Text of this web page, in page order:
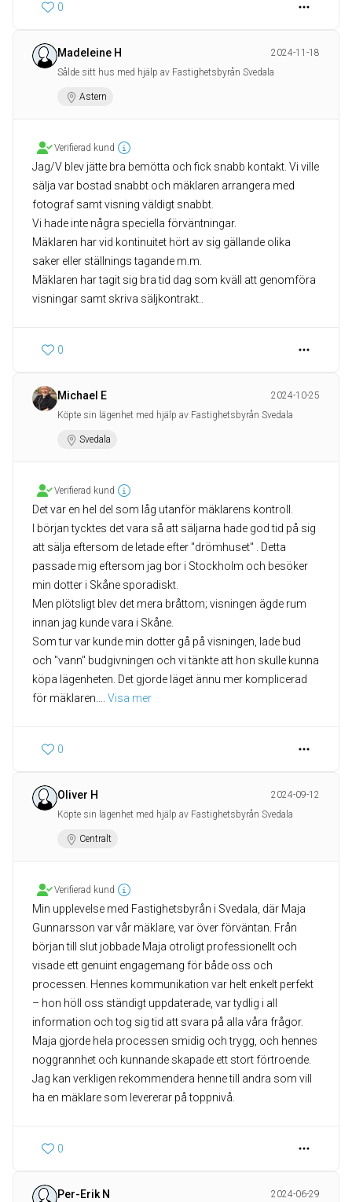
0
Madeleine H
2024-11-18
Sålde sitt hus med hjälp av Fastighetsbyrån Svedala
Astern
Verifierad kund
Jag/V blev jätte bra bemötta och fick snabb kontakt. Vi ville
sälja var bostad snabbt och mäklaren arrangera med
fotograf samt visning väldigt snabbt.
Vi hade inte några speciella förväntningar.
Mäklaren har vid kontinuitet hört av sig gällande olika
saker eller ställnings tagande m.m.
Mäklaren har tagit sig bra tid dag som kväll att genomföra
visningar samt skriva säljkontrakt..
0
Michael E
2024-10-25
Köpte sin lägenhet med hjälp av Fastighetsbyrån Svedala
Svedala
Verifierad kund
Det var en hel del som låg utanför mäklarens kontroll.
I början tycktes det vara så att säljarna hade god tid på sig
att sälja eftersom de letade efter "drömhuset" . Detta
passade mig eftersom jag bor i Stockholm och besöker
min dotter i Skåne sporadiskt.
Men plötsligt blev det mera bråttom; visningen ägde rum
innan jag kunde vara i Skåne.
Som tur var kunde min dotter gå på visningen, lade bud
och "vann" budgivningen och vi tänkte att hon skulle kunna
köpa lägenheten. Det gjorde läget ännu mer komplicerad
för mäklaren.
Visa mer
0
Oliver H
2024-09-12
Köpte sin lägenhet med hjälp av Fastighetsbyrån Svedala
Centralt
Verifierad kund
Min upplevelse med Fastighetsbyrån i Svedala, där Maja
Gunnarsson var vår mäklare, var över förväntan. Från
början till slut jobbade Maja otroligt professionellt och
visade ett genuint engagemang för både oss och
processen. Hennes kommunikation var helt enkelt perfekt
– hon höll oss ständigt uppdaterade, var tydlig i all
information och tog sig tid att svara på alla våra frågor.
Maja gjorde hela processen smidig och trygg, och hennes
noggrannhet och kunnande skapade ett stort förtroende.
Jag kan verkligen rekommendera henne till andra som vill
ha en mäklare som levererar på toppnivå.
0
Per-Erik N 2024-06-29